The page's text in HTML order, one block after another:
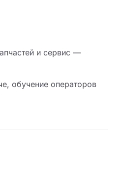
и сервис —
обучение операторов